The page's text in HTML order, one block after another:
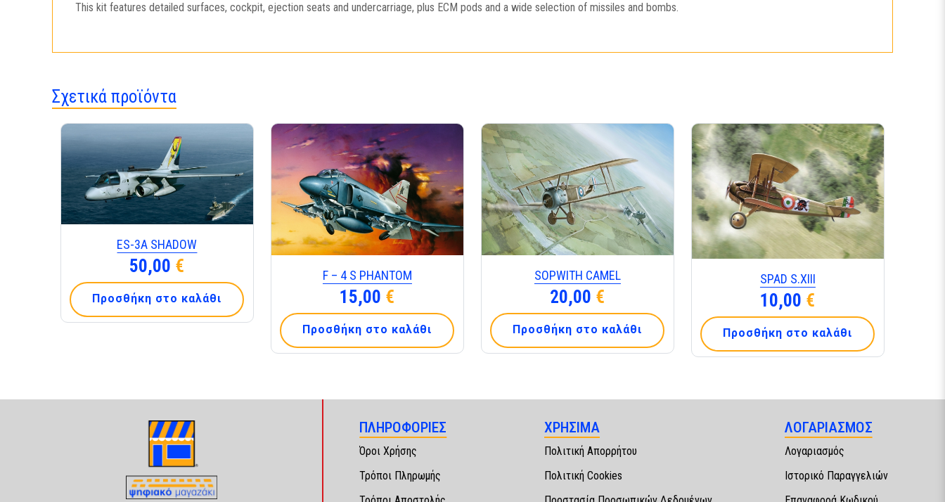
This kit features detailed surfaces, cockpit, ejection seats and undercarriage, plus ECM pods and a wide selection of missiles and bombs.
Σχετικά προϊόντα
ES-3Α SHADOW
50,00 €
Προσθήκη στο καλάθι
F – 4 S PHANTOM
15,00 €
Προσθήκη στο καλάθι
SOPWITH CAMEL
20,00 €
Προσθήκη στο καλάθι
SPAD S.ΧΙΙΙ
10,00 €
Προσθήκη στο καλάθι
ΠΛΗΡΟΦΟΡΙΕΣ
Όροι Χρήσης
Τρόποι Πληρωμής
ΧΡΗΣΙΜΑ
Πολιτική Απορρήτου
Πολιτική Cookies
ΛΟΓΑΡΙΑΣΜΟΣ
Λογαριασμός
Ιστορικό Παραγγελιών